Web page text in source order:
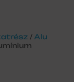
/ Alu